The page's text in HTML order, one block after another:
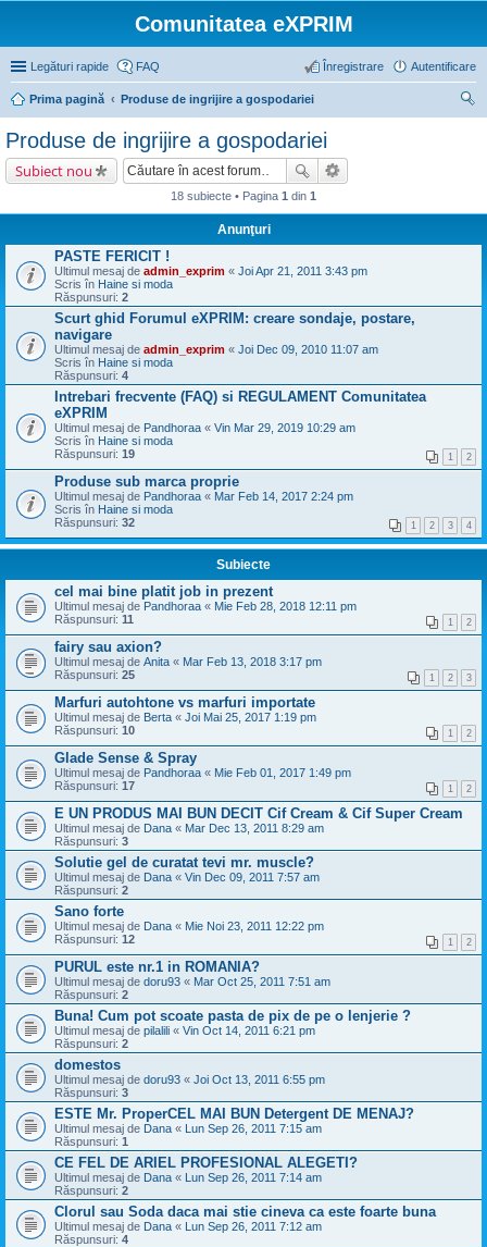
Comunitatea eXPRIM
Legături rapide FAQ Autentificare
Înregistrare
Prima pagină
Produse de ingrijire a gospodariei
Produse de ingrijire a gospodariei
Subiect nou
18 subiecte • Pagina 1 din 1
Anunţuri
PASTE FERICIT !
Ultimul mesaj de admin_exprim « Joi Apr 21, 2011 3:43 pm
Scris în Haine si moda
Răspunsuri: 2
Scurt ghid Forumul eXPRIM: creare sondaje, postare,
navigare
Ultimul mesaj de admin_exprim « Joi Dec 09, 2010 11:07 am
Scris în Haine si moda
Răspunsuri: 4
Intrebari frecvente (FAQ) si REGULAMENT Comunitatea
eXPRIM
Ultimul mesaj de Pandhoraa « Vin Mar 29, 2019 10:29 am
Scris în Haine si moda
Răspunsuri: 19 1 2
Produse sub marca proprie
Ultimul mesaj de Pandhoraa « Mar Feb 14, 2017 2:24 pm
Scris în Haine si moda
Răspunsuri: 32 1 2 3 4
Subiecte
cel mai bine platit job in prezent
Ultimul mesaj de Pandhoraa « Mie Feb 28, 2018 12:11 pm
Răspunsuri: 11 1 2
fairy sau axion?
Ultimul mesaj de Anita « Mar Feb 13, 2018 3:17 pm
Răspunsuri: 25 1 2 3
Marfuri autohtone vs marfuri importate
Ultimul mesaj de Berta « Joi Mai 25, 2017 1:19 pm
Răspunsuri: 10 1 2
Glade Sense & Spray
Ultimul mesaj de Pandhoraa « Mie Feb 01, 2017 1:49 pm
Răspunsuri: 17 1 2
E UN PRODUS MAI BUN DECIT Cif Cream & Cif Super Cream
Ultimul mesaj de Dana « Mar Dec 13, 2011 8:29 am
Răspunsuri: 3
Solutie gel de curatat tevi mr. muscle?
Ultimul mesaj de Dana « Vin Dec 09, 2011 7:57 am
Răspunsuri: 2
Sano forte
Ultimul mesaj de Dana « Mie Noi 23, 2011 12:22 pm
Răspunsuri: 12 1 2
PURUL este nr.1 in ROMANIA?
Ultimul mesaj de doru93 « Mar Oct 25, 2011 7:51 am
Răspunsuri: 2
Buna! Cum pot scoate pasta de pix de pe o lenjerie ?
Ultimul mesaj de pilalili « Vin Oct 14, 2011 6:21 pm
Răspunsuri: 2
domestos
Ultimul mesaj de doru93 « Joi Oct 13, 2011 6:55 pm
Răspunsuri: 3
ESTE Mr. ProperCEL MAI BUN Detergent DE MENAJ?
Ultimul mesaj de Dana « Lun Sep 26, 2011 7:15 am
Răspunsuri: 1
CE FEL DE ARIEL PROFESIONAL ALEGETI?
Ultimul mesaj de Dana « Lun Sep 26, 2011 7:14 am
Răspunsuri: 2
Clorul sau Soda daca mai stie cineva ca este foarte buna
Ultimul mesaj de Dana « Lun Sep 26, 2011 7:12 am
Răspunsuri: 4